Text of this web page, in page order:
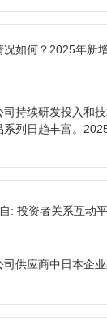
如何？2025年新
持续研发投入和
列日趋丰富。
自: 投资者关系互动平
供应商中日本企